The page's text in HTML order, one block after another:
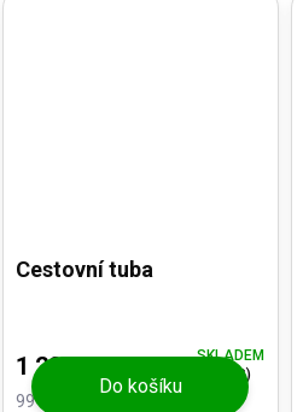
Cestovní tuba
991,74 Kč bez DPH
1 200 Kč
SKLADEM
(1 KS)
Do košíku